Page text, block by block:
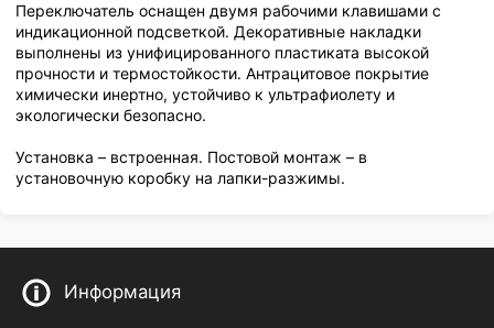
Переключатель оснащен двумя рабочими клавишами с
индикационной подсветкой. Декоративные накладки
выполнены из унифицированного пластиката высокой
прочности и термостойкости. Антрацитовое покрытие
химически инертно, устойчиво к ультрафиолету и
экологически безопасно.
Установка – встроенная. Постовой монтаж – в
установочную коробку на лапки-разжимы.
Информация